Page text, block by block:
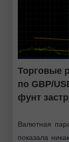
Торговые
по GBP/
фунт
Валютная
показала